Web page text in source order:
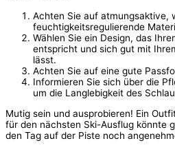
Achten Sie auf atmungsaktive,
feuchtigkeitsregulierende
Wählen Sie ein Design, das
entspricht und sich gut mit
lässt.
Achten Sie auf eine gute
Informieren Sie sich über die
um die Langlebigkeit des
Mutig sein und ausprobieren! Ein
für den nächsten Ski-Ausflug könnte
den Tag auf der Piste noch